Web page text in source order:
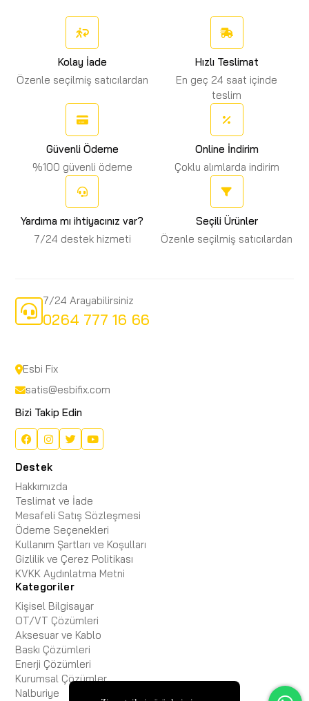
Kolay İade
Özenle seçilmiş satıcılardan
Hızlı Teslimat
En geç 24 saat içinde
teslim
Güvenli Ödeme
%100 güvenli ödeme
Online İndirim
Çoklu alımlarda indirim
Yardıma mı ihtiyacınız var?
7/24 destek hizmeti
Seçili Ürünler
Özenle seçilmiş satıcılardan
7/24 Arayabilirsiniz
0264 777 16 66
Esbi Fix
satis@esbifix.com
Bizi Takip Edin
Destek
Hakkımızda
Teslimat ve İade
Mesafeli Satış Sözleşmesi
Ödeme Seçenekleri
Kullanım Şartları ve Koşulları
Gizlilik ve Çerez Politikası
KVKK Aydınlatma Metni
Kategoriler
Kişisel Bilgisayar
OT/VT Çözümleri
Aksesuar ve Kablo
Baskı Çözümleri
Enerji Çözümleri
Kurumsal Çözümler
Nalburiye